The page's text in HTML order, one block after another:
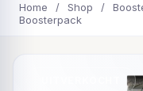
Home / Shop /
Boosterpack